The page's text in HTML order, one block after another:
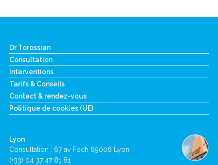
Dr Torossian
Consultation
Interventions
Tarifs & Conseils
Contact & rendez-vous
Politique de cookies (UE)
Lyon
Consultation : 67 av Foch 69006 Lyon
(+33) 04 37 47 81 81